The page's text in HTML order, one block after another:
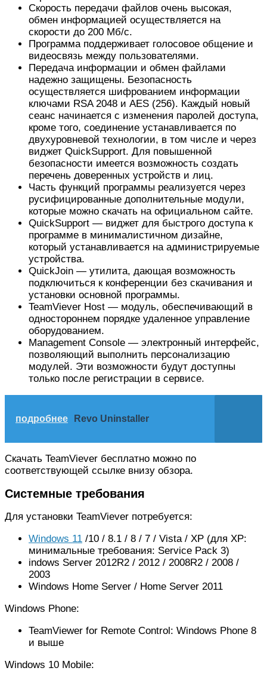
Скорость передачи файлов очень высокая,
обмен информацией осуществляется на
скорости до 200 Мб/с.
Программа поддерживает голосовое общение и
видеосвязь между пользователями.
Передача информации и обмен файлами
надежно защищены. Безопасность
осуществляется шифрованием информации
ключами RSA 2048 и AES (256). Каждый новый
сеанс начинается с изменения паролей доступа,
кроме того, соединение устанавливается по
двухуровневой технологии, в том числе и через
виджет QuickSupport. Для повышенной
безопасности имеется возможность создать
перечень доверенных устройств и лиц.
Часть функций программы реализуется через
русифицированные дополнительные модули,
которые можно скачать на официальном сайте.
QuickSupport — виджет для быстрого доступа к
программе в минималистичном дизайне,
который устанавливается на администрируемые
устройства.
QuickJoin — утилита, дающая возможность
подключиться к конференции без скачивания и
установки основной программы.
TeamViever Host — модуль, обеспечивающий в
одностороннем порядке удаленное управление
оборудованием.
Management Console — электронный интерфейс,
позволяющий выполнить персонализацию
модулей. Эти возможности будут доступны
только после регистрации в сервисе.
подробнее Revo Uninstaller
Скачать TeamViever бесплатно можно по
соответствующей ссылке внизу обзора.
Системные требования
Для установки TeamViever потребуется:
Windows 11 /10 / 8.1 / 8 / 7 / Vista / XP (для XP:
минимальные требования: Service Pack 3)
indows Server 2012R2 / 2012 / 2008R2 / 2008 /
2003
Windows Home Server / Home Server 2011
Windows Phone:
TeamViewer for Remote Control: Windows Phone 8
и выше
Windows 10 Mobile: